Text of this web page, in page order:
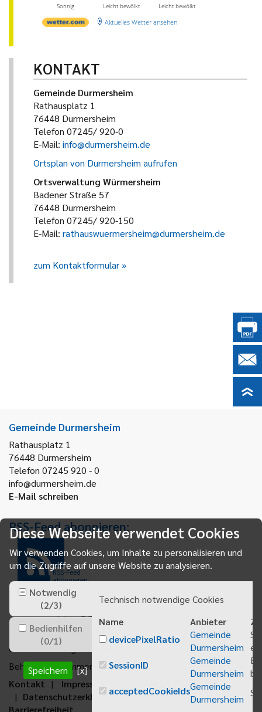
Sonnig
Leicht bewölkt
Leicht bewölkt
Aktuelles Wetter ansehen
KONTAKT
Gemeinde Durmersheim
Rathausplatz 1
76448 Durmersheim
Telefon 07245/ 920-0
E-Mail: info@durmersheim.de
Ortsplan von Durmersheim aufrufen
Ortsverwaltung Würmersheim
Badener Straße 57
76448 Durmersheim
Telefon 07245/ 920-150
E-Mail: rathauswuermersheim@durmersheim.de
zum Kontaktformular
Gemeinde Durmersheim
Rathausplatz 1
76448 Durmersheim
Telefon 07245 920 - 0
info@durmersheim.de
E-Mail schreiben
RSS-Feed abonnieren:
RSS-Feed
abonnieren
Gemeindeanzeiger abonnieren
Behördenrufnummer 115
Kontakt
Impressum
Datenschutzerklärung
Erklärung zur
Barrierefreiheit
Diese Webseite verwendet Cookies
Wir verwenden Cookies, um Inhalte zu personalisieren und
um die Zugriffe auf unsere Website zu analysieren.
Notwendig
(2/3)
Bedienhilfen
(0/1)
Speichern [x]
Technisch notwendige Cookies
Name
Anbieter
devicePixelRatio
Gemeinde
Durmersheim
SessionID
Gemeinde
Durmersheim
acceptedCookieIdsGemeinde
Durmersheim